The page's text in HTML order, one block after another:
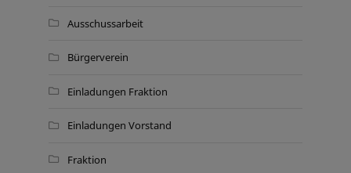
Ausschussarbeit
Bürgerverein
Einladungen Fraktion
Einladungen Vorstand
Fraktion